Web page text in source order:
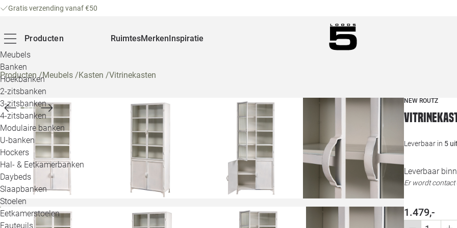
Gratis verzending vanaf €50
Producten
Meubels
Banken
Hoekbanken
2-zitsbanken
3-zitsbanken
4-zitsbanken
Modulaire banken
U-banken
Hockers
Hal- & Eetkamerbanken
Daybeds
Slaapbanken
Stoelen
Eetkamerstoelen
Fauteuils
RuimtesMerkenInspiratie
Producten/Meubels /Kasten /Vitrinekasten
NEW ROUTZ
Leverbaar in 5
Leverbaar
Er wordt
1.479,-